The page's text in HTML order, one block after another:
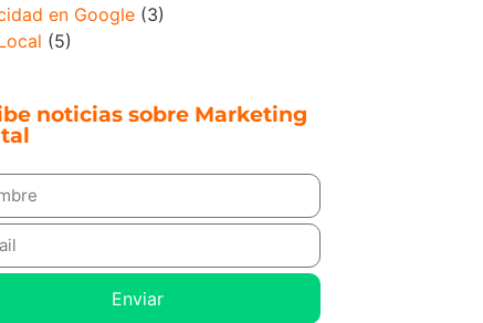
en Google(3)
(5)
noticias sobre Marketing
Enviar